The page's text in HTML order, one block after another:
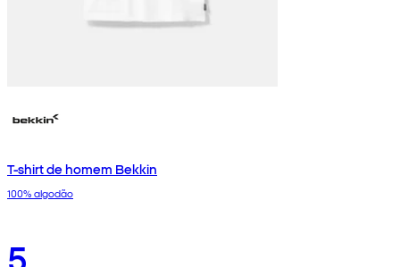
T-shirt de homem Bekkin
100% algodão
5